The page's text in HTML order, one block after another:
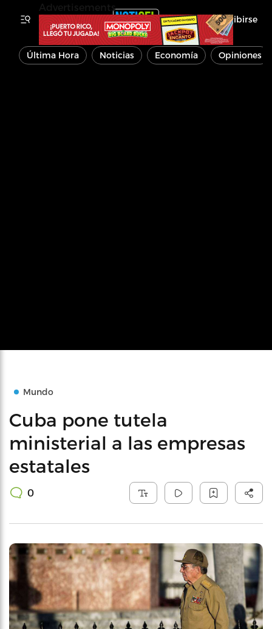
Inscribirse
Última Hora Noticias Economía Opiniones
Mundo
Cuba pone tutela
ministerial a las empresas
estatales
0
Advertisements